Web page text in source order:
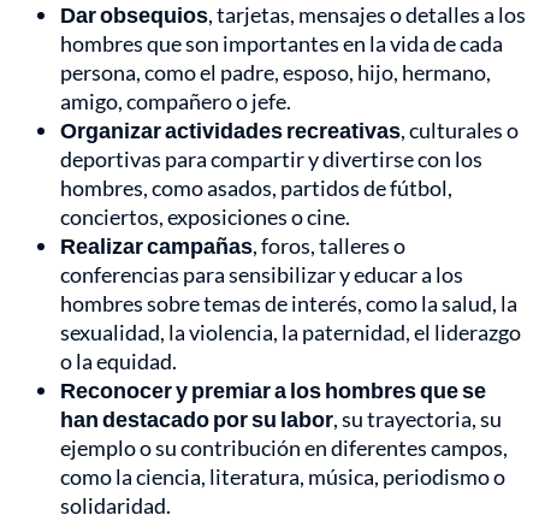
Dar obsequios, tarjetas, mensajes o detalles a los
hombres que son importantes en la vida de cada
persona, como el padre, esposo, hijo, hermano,
amigo, compañero o jefe.
Organizar actividades recreativas, culturales o
deportivas para compartir y divertirse con los
hombres, como asados, partidos de fútbol,
conciertos, exposiciones o cine.
Realizar campañas, foros, talleres o
conferencias para sensibilizar y educar a los
hombres sobre temas de interés, como la salud, la
sexualidad, la violencia, la paternidad, el liderazgo
o la equidad.
Reconocer y premiar a los hombres que se
han destacado por su labor, su trayectoria, su
ejemplo o su contribución en diferentes campos,
como la ciencia, literatura, música, periodismo o
solidaridad.